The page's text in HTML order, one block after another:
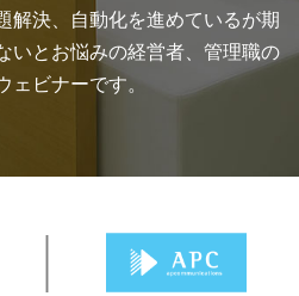
解決、自動化を進めているが期
いとお悩みの経営者、管理職の
ェビナーです。